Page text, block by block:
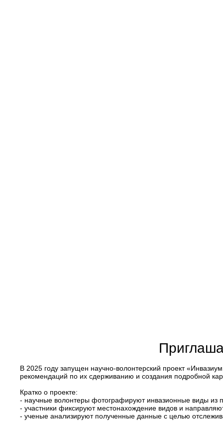
В 2025 году запущен научно-волонтерский проект
рекомендаций по их сдерживанию и создания подробной
Кратко о проекте:
- научные волонтеры фотографируют инвазионные виды из
- участники фиксируют местонахождение видов и
- ученые анализируют полученные данные с целью